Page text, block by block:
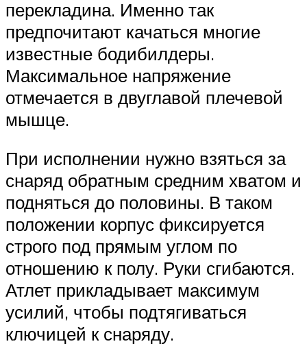
перекладина. Именно так
предпочитают качаться многие
известные бодибилдеры.
Максимальное напряжение
отмечается в двуглавой плечевой
мышце.
При исполнении нужно взяться за
снаряд обратным средним хватом и
подняться до половины. В таком
положении корпус фиксируется
строго под прямым углом по
отношению к полу. Руки сгибаются.
Атлет прикладывает максимум
усилий, чтобы подтягиваться
ключицей к снаряду.